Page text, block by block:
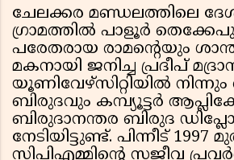
ചേലക്കര മണ്ഡലത്തിലെ
ഗ്രാമത്തിൽ പാളൂർ
പരേതരായ രാമൻ്റെയും
മകനായി ജനിച്ച പ്രദീപ്
യൂണിവേഴ്സിറ്റിയിൽ
ബിരുദവും കമ്പ്യൂട്ടർ
ബിരുദാനന്തര ബിരുദ
നേടിയിട്ടുണ്ട്. പിന്നീട് 1997
സിപിഎമ്മിൻ്റെ സജീവ